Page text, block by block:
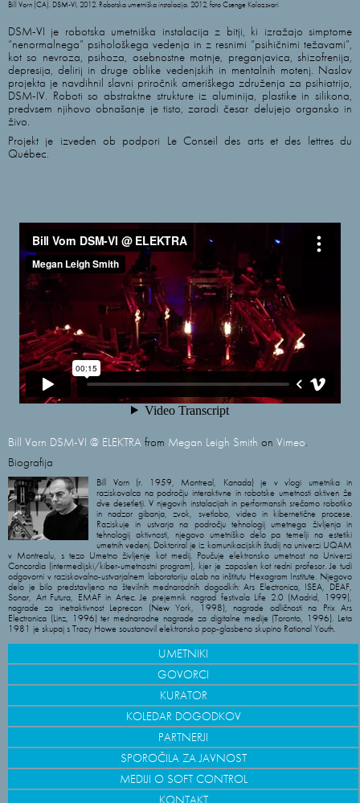
Bill Vorn (CA). DSM-VI, 2012. Robotska umetniška instalacija. 2012, foto Csenge Kolozsvari
DSM-VI je robotska umetniška instalacija z bitji, ki izražajo simptome
“nenormalnega” psihološkega vedenja in z resnimi “psihičnimi težavami”,
kot so nevroza, psihoza, osebnostne motnje, preganjavica, shizofrenija,
depresija, delirij in druge oblike vedenjskih in mentalnih motenj. Naslov
projekta je navdihnil slavni priročnik ameriškega združenja za psihiatrijo,
DSM-IV. Roboti so abstraktne strukture iz aluminija, plastike in silikona,
predvsem njihovo obnašanje je tisto, zaradi česar delujejo organsko in
živo.
Projekt je izveden ob podpori Le Conseil des arts et des lettres du
Québec.
Bill Vorn DSM-VI @ ELEKTRA from Megan Leigh Smith on Vimeo.
Biografija
Bill Vorn (r. 1959, Montreal, Kanada) je v vlogi umetnika in
raziskovalca na področju interaktivne in robotske umetnosti aktiven že
dve desetletji. V njegovih instalacijah in performansih srečamo robotiko
in nadzor gibanja, zvok, svetlobo, video in kibernetične procese.
Raziskuje in ustvarja na področju tehnologij umetnega življenja in
tehnologij aktivnosti, njegovo umetniško delo pa temelji na estetiki
umetnih vedenj. Doktoriral je iz komunikacijskih študij na univerzi UQAM
v Montrealu, s tezo Umetno življenje kot medij. Poučuje elektronsko umetnost na Univerzi
Concordia (intermedijski/kiber-umetnostni program), kjer je zaposlen kot redni profesor. Je tudi
odgovorni v raziskovalno-ustvarjalnem laboratoriju aLab na inštitutu Hexagram Institute. Njegovo
delo je bilo predstavljeno na številnih mednarodnih dogodkih: Ars Electronica, ISEA, DEAF,
Sonar, Art Futura, EMAF in Artec. Je prejemnik nagrad festivala Life 2.0 (Madrid, 1999),
nagrade za inetraktivnost Leprecon (New York, 1998), nagrade odličnosti na Prix Ars
Electronica (Linz, 1996) ter mednarodne nagrade za digitalne medije (Toronto, 1996). Leta
1981 je skupaj s Tracy Howe soustanovil elektronsko pop-glasbeno skupino Rational Youth.
UMETNIKI
GOVORCI
KURATOR
KOLEDAR DOGODKOV
PARTNERJI
SPOROČILA ZA JAVNOST
MEDIJI O SOFT CONTROL
KONTAKT